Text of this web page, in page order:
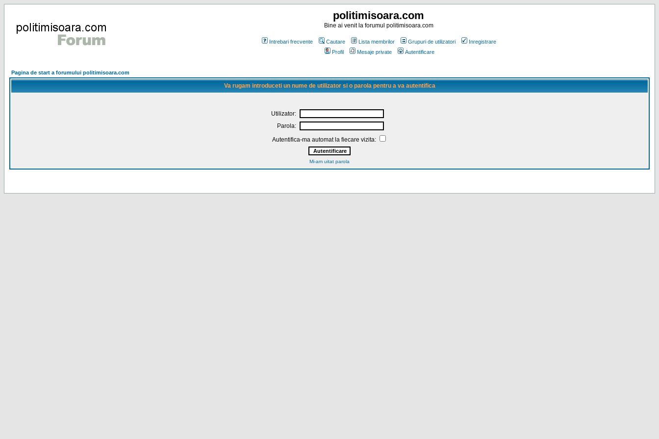
politimisoara.com
Bine ai venit la forumul politimisoara.com
Intrebari frecvente Cautare Lista membrilor Grupuri de utilizatori
Inregistrare
Profil
Mesaje private Autentificare
Pagina de start a forumului politimisoara.com
Va rugam introduceti un nume de utilizator si o parola pentru a va autentifica
Utilizator:
Parola:
Autentifica-ma automat la fiecare vizita:
Mi-am uitat parola